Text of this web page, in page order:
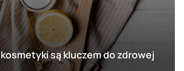
są kluczem do zdrowej